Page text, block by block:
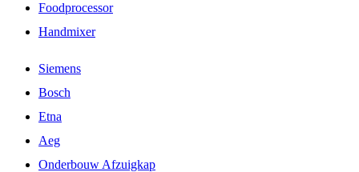
Foodprocessor
Handmixer
Siemens
Bosch
Etna
Aeg
Onderbouw Afzuigkap